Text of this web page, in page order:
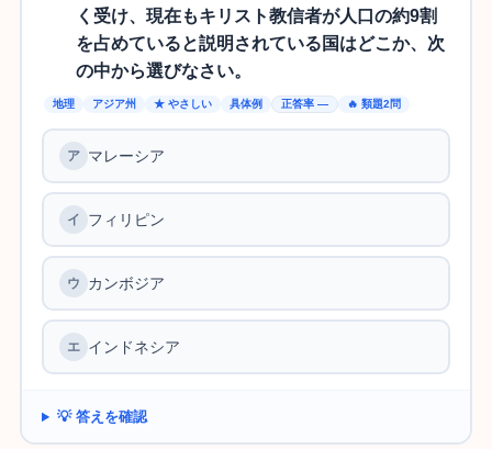
く受け、現在もキリスト教信者が人口の約9割
を占めていると説明されている国はどこか、次
の中から選びなさい。
地理 アジア州 ★ やさしい 具体例 正答率 — 🔥 類題2問
マレーシア
フィリピン
カンボジア
インドネシア
💡 答えを確認